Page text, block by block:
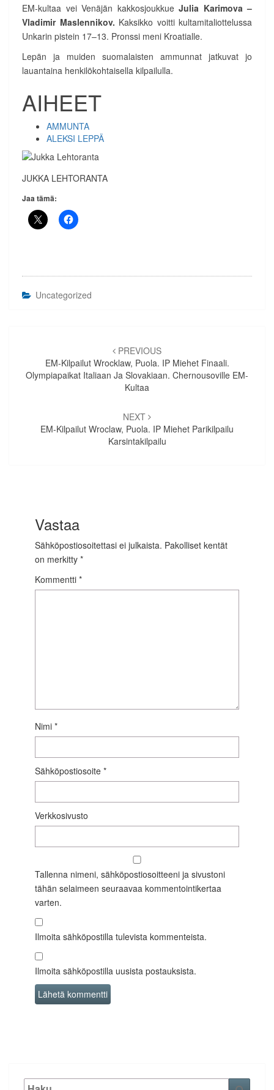
EM-kultaa vei Venäjän kakkosjoukkue Julia Karimova –
Vladimir Maslennikov. Kaksikko voitti kultamitaliottelussa
Unkarin pistein 17–13. Pronssi meni Kroatialle.
Lepän ja muiden suomalaisten ammunnat jatkuvat jo
lauantaina henkilökohtaisella kilpailulla.
AIHEET
AMMUNTA
ALEKSI LEPPÄ
JUKKA LEHTORANTA
Jaa tämä:
Uncategorized
selaus
PREVIOUS
EM-Kilpailut Wrocklaw, Puola. IP Miehet Finaali.
Olympiapaikat Italiaan Ja Slovakiaan. Chernousoville EM-
Kultaa
NEXT
EM-Kilpailut Wroclaw, Puola. IP Miehet Parikilpailu
Karsintakilpailu
Vastaa
Sähköpostiosoitettasi ei julkaista. Pakolliset kentät
on merkitty *
Kommentti *
Nimi *
Sähköpostiosoite *
Verkkosivusto
Tallenna nimeni, sähköpostiosoitteeni ja sivustoni
tähän selaimeen seuraavaa kommentointikertaa
varten.
Ilmoita sähköpostilla tulevista kommenteista.
Ilmoita sähköpostilla uusista postauksista.
Etsi: